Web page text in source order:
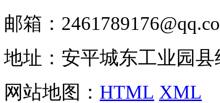
邮箱：
地址：安平城东工业园县
网站地图： HTML XML